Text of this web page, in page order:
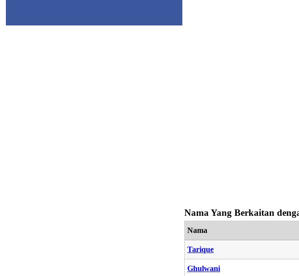
Nama Yang Berkaitan
Nama
Tarique
Ghulwani